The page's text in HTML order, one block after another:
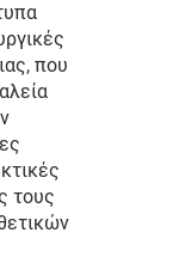
που
τους